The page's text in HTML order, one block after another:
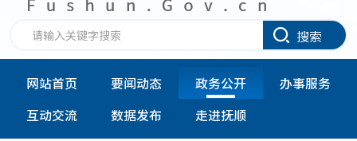
搜索
网站首页 要闻动态 政务公开
办事服务
互动交流
数据发布 走进抚顺